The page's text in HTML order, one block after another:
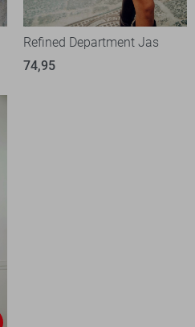
Refined Department Jas
74,95